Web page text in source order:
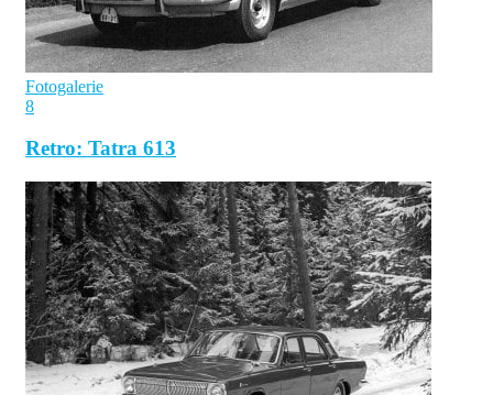
Fotogalerie
8
Retro: Tatra 613